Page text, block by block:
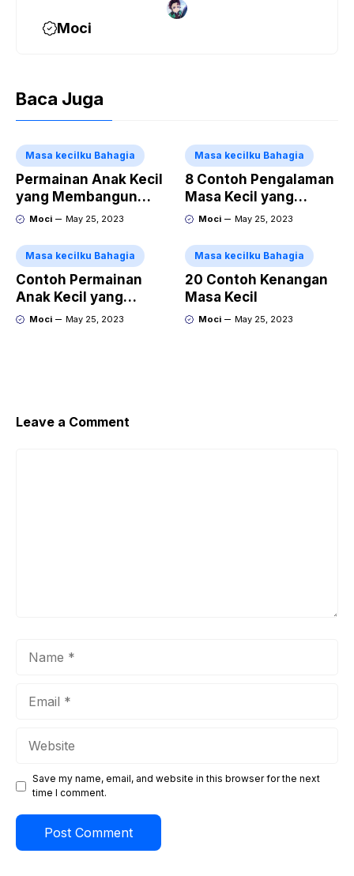
Moci
Baca Juga
Masa kecilku Bahagia
Permainan Anak Kecil
yang Membangun
Ketahanan Mental
Moci May 25, 2023
Masa kecilku Bahagia
8 Contoh Pengalaman
Masa Kecil yang
Mengajarkan Nilai-
Moci May 25, 2023
Masa kecilku Bahagia
Contoh Permainan
Anak Kecil yang
Membentuk Karakter
Moci May 25, 2023
Masa kecilku Bahagia
20 Contoh Kenangan
Masa Kecil
Moci May 25, 2023
Leave a Comment
Save my name, email, and website in this browser for the next
time I comment.